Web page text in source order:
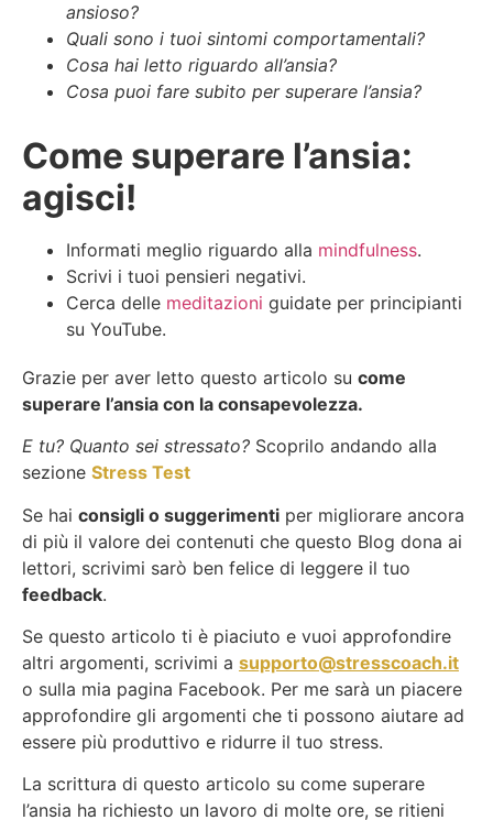
ansioso?
Quali sono i tuoi sintomi comportamentali?
Cosa hai letto riguardo all’ansia?
Cosa puoi fare subito per superare l’ansia?
Come superare l’ansia:
agisci!
Informati meglio riguardo alla mindfulness.
Scrivi i tuoi pensieri negativi.
Cerca delle meditazioni guidate per principianti
su YouTube.
Grazie per aver letto questo articolo su come
superare l’ansia con la consapevolezza.
E tu? Quanto sei stressato? Scoprilo andando alla
sezione Stress Test
Se hai consigli o suggerimenti per migliorare ancora
di più il valore dei contenuti che questo Blog dona ai
lettori, scrivimi sarò ben felice di leggere il tuo
feedback.
Se questo articolo ti è piaciuto e vuoi approfondire
altri argomenti, scrivimi a supporto@stresscoach.it
o sulla mia pagina Facebook. Per me sarà un piacere
approfondire gli argomenti che ti possono aiutare ad
essere più produttivo e ridurre il tuo stress.
La scrittura di questo articolo su come superare
l’ansia ha richiesto un lavoro di molte ore, se ritieni